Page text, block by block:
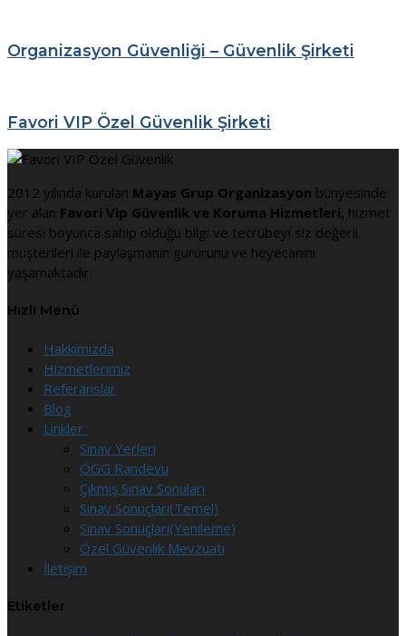
Organizasyon Güvenliği – Güvenlik Şirketi
Favori VIP Özel Güvenlik Şirketi
2012 yılında kurulan Mayas Grup Organizasyon bünyesinde
yer alan Favori Vip Güvenlik ve Koruma Hizmetleri, hizmet
süresi boyunca sahip olduğu bilgi ve tecrübeyi siz değerli
müşterileri ile paylaşmanın gururunu ve heyecanını
yaşamaktadır.
Hızlı Menü
Hakkımızda
Hizmetlerimiz
Referanslar
Blog
Linkler
Sınav Yerleri
ÖGG Randevu
Çıkmış Sınav Sonuları
Sınav Sonuçları(Temel)
Sınav Sonuçları(Yenileme)
Özel Güvenlik Mevzuatı
İletişim
Etiketler